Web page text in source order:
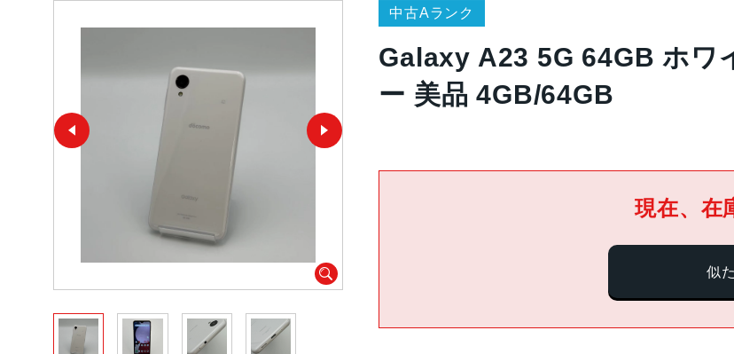
中古Aランク
Galaxy A23 5G 64GB ホワ
ー 美品 4GB/64GB
現在、在
似